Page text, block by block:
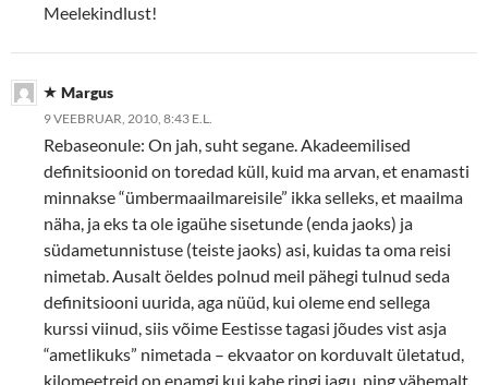
Meelekindlust!
Margus
9 VEEBRUAR, 2010, 8:43 E.L.
Rebaseonule: On jah, suht segane. Akadeemilised
definitsioonid on toredad küll, kuid ma arvan, et enamasti
minnakse “ümbermaailmareisile” ikka selleks, et maailma
näha, ja eks ta ole igaühe sisetunde (enda jaoks) ja
südametunnistuse (teiste jaoks) asi, kuidas ta oma reisi
nimetab. Ausalt öeldes polnud meil pähegi tulnud seda
definitsiooni uurida, aga nüüd, kui oleme end sellega
kurssi viinud, siis võime Eestisse tagasi jõudes vist asja
“ametlikuks” nimetada – ekvaator on korduvalt ületatud,
kilomeetreid on enamgi kui kahe ringi jagu, ning vähemalt